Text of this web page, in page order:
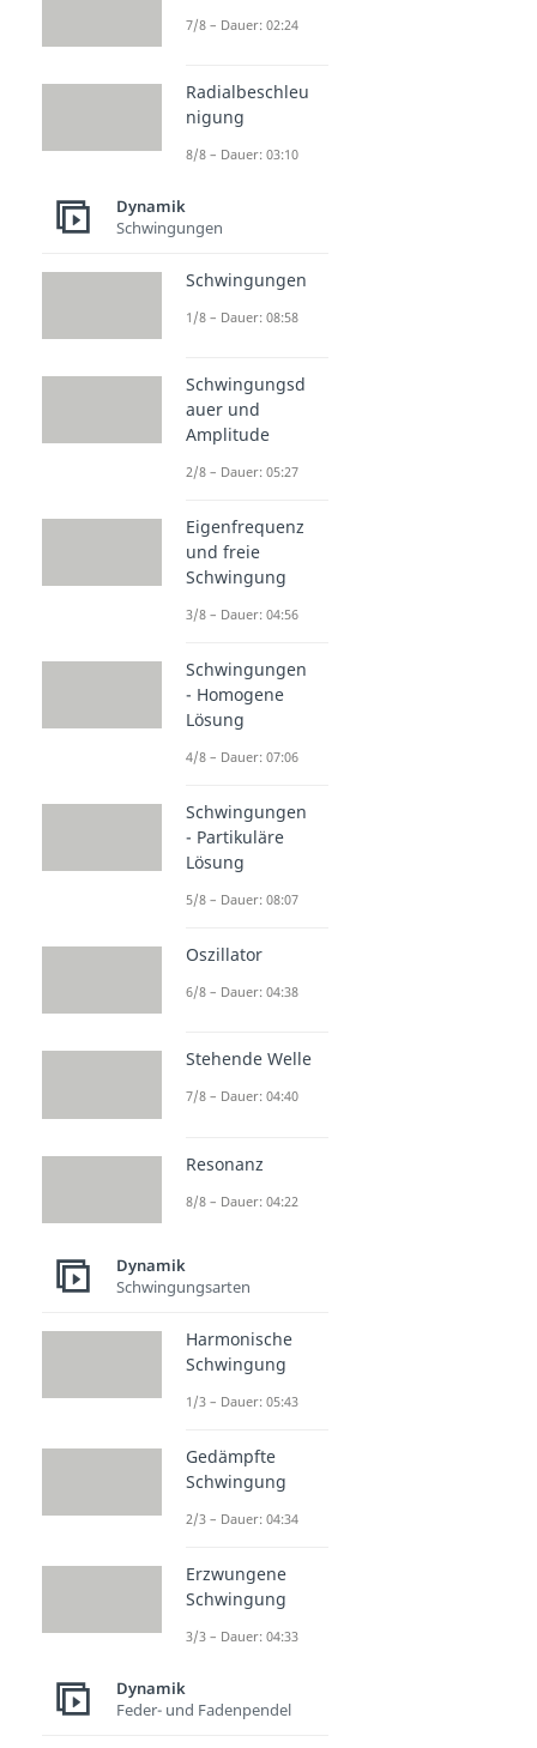
7/8 – Dauer: 02:24
Radialbeschleu
nigung
8/8 – Dauer: 03:10
Dynamik
Schwingungen
Schwingungen
1/8 – Dauer: 08:58
Schwingungsd
auer und
Amplitude
2/8 – Dauer: 05:27
Eigenfrequenz
und freie
Schwingung
3/8 – Dauer: 04:56
Schwingungen
- Homogene
Lösung
4/8 – Dauer: 07:06
Schwingungen
- Partikuläre
Lösung
5/8 – Dauer: 08:07
Oszillator
6/8 – Dauer: 04:38
Stehende Welle
7/8 – Dauer: 04:40
Resonanz
8/8 – Dauer: 04:22
Dynamik
Schwingungsarten
Harmonische
Schwingung
1/3 – Dauer: 05:43
Gedämpfte
Schwingung
2/3 – Dauer: 04:34
Erzwungene
Schwingung
3/3 – Dauer: 04:33
Dynamik
Feder- und Fadenpendel